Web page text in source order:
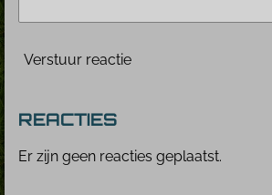
Verstuur reactie
REACTIES
Er zijn geen reacties geplaatst.